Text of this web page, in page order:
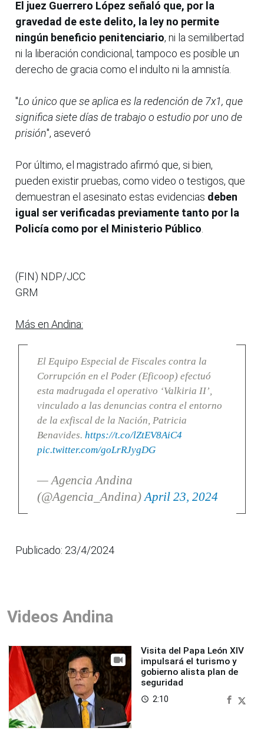
El juez Guerrero López señaló que, por la
gravedad de este delito, la ley no permite
ningún beneficio penitenciario, ni la semilibertad
ni la liberación condicional, tampoco es posible un
derecho de gracia como el indulto ni la amnistía.
"Lo único que se aplica es la redención de 7x1, que
significa siete días de trabajo o estudio por uno de
prisión", aseveró
Por último, el magistrado afirmó que, si bien,
pueden existir pruebas, como video o testigos, que
demuestran el asesinato estas evidencias deben
igual ser verificadas previamente tanto por la
Policía como por el Ministerio Público
(FIN) NDP/JCC
GRM
Más en Andina:
El Equipo Especial de Fiscales contra la
Corrupción en el Poder (Eficoop) efectuó
esta madrugada el operativo ‘Valkiria II’,
vinculado a las denuncias contra el entorno
de la exfiscal de la Nación, Patricia
Benavides. https://t.co/lZtEV8AiC4
pic.twitter.com/goLrRJygDG
— Agencia Andina
(@Agencia_Andina) April 23, 2024
Publicado: 23/4/2024
Videos Andina
Visita del Papa León XIV
impulsará el turismo y
gobierno alista plan de
seguridad
access_time 2:10